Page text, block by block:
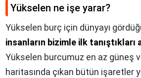
Yükselen ne işe yarar?
Yükselen burç için dünyayı
insanların bizimle ilk tanıştıkları
Yükselen burcumuz en az güneş
haritasında çıkan bütün işaretler